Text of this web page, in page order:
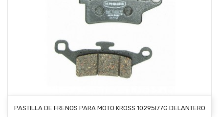
AÑADIR AL CARRITO
PASTILLA DE FRENOS PARA MOTO KROSS 10295I77G DELANTERO